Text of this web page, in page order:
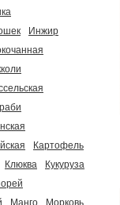
Инжир
Картофель
Клюква
Кукуруза
Манго
Морковь